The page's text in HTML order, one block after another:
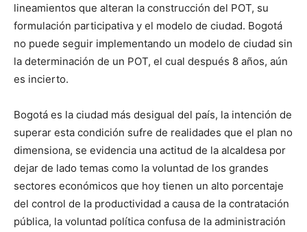
lineamientos que alteran la construcción del POT, su
formulación participativa y el modelo de ciudad. Bogotá
no puede seguir implementando un modelo de ciudad sin
la determinación de un POT, el cual después 8 años, aún
es incierto.
Bogotá es la ciudad más desigual del país, la intención de
superar esta condición sufre de realidades que el plan no
dimensiona, se evidencia una actitud de la alcaldesa por
dejar de lado temas como la voluntad de los grandes
sectores económicos que hoy tienen un alto porcentaje
del control de la productividad a causa de la contratación
pública, la voluntad política confusa de la administración